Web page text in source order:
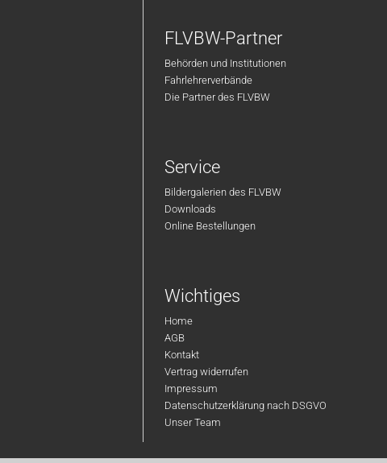
FLVBW-Partner
Behörden und Institutionen
Fahrlehrerverbände
Die Partner des FLVBW
Service
Bildergalerien des FLVBW
Downloads
Online Bestellungen
Wichtiges
Home
AGB
Kontakt
Vertrag widerrufen
Impressum
Datenschutzerklärung nach DSGVO
Unser Team